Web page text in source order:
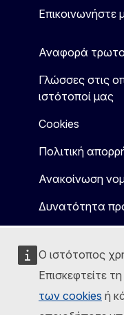
Ο ιστότοπος
Επισκεφτείτε
των cookies ή
Επικοινωνήστε
Αναφορά
Γλώσσες στις
ιστότοποί μας
Cookies
Πολιτική
Ανακοίνωση
Δυνατότητα